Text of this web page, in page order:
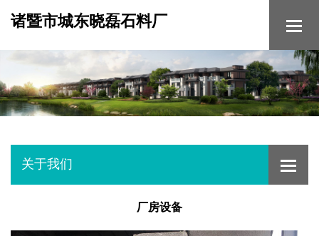
诸暨市城东晓磊石料厂
关于我们
厂房设备